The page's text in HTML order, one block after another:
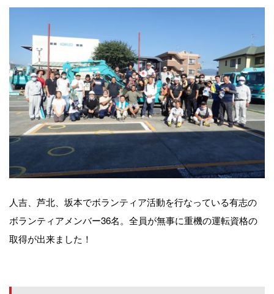
人吉、芦北、坂本でボランティア活動を行なっている有志の
ボランティアメンバー36名。全員が無事に重機の運転資格の
取得が出来ました！